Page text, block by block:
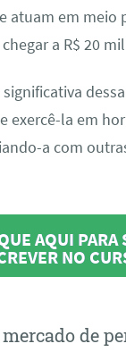
atuam em meio
a R$ 20
exercê-la em
a com
AQUI PARA
NO
de